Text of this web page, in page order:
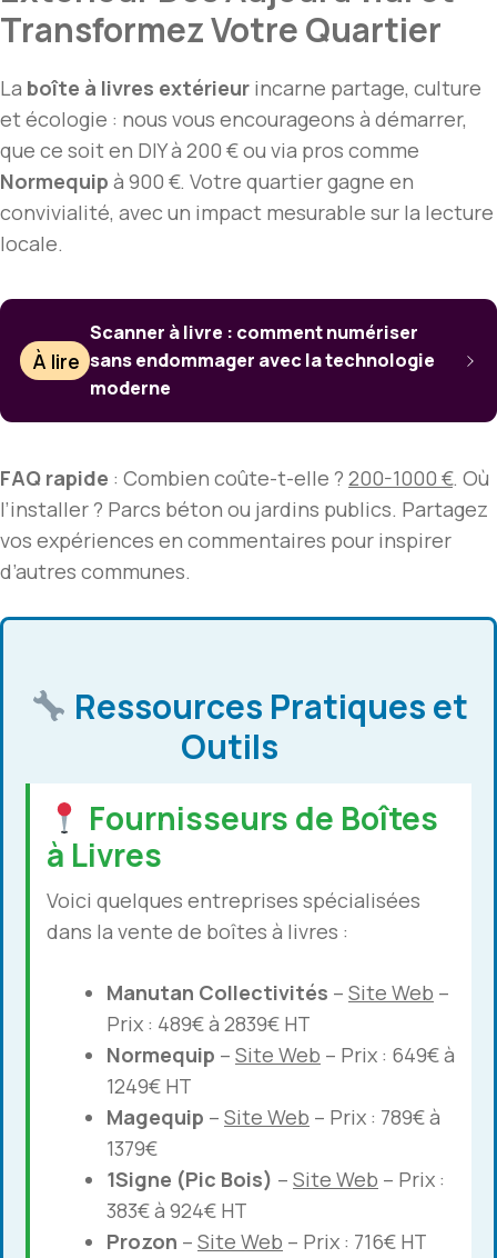
Transformez Votre Quartier
La boîte à livres extérieur incarne partage, culture
et écologie : nous vous encourageons à démarrer,
que ce soit en DIY à 200 € ou via pros comme
Normequip à 900 €. Votre quartier gagne en
convivialité, avec un impact mesurable sur la lecture
locale.
À lire
Scanner à livre : comment numériser
sans endommager avec la technologie
moderne
FAQ rapide : Combien coûte-t-elle ? 200-1000 €. Où
l’installer ? Parcs béton ou jardins publics. Partagez
vos expériences en commentaires pour inspirer
d’autres communes.
Ressources Pratiques et
Outils
Fournisseurs de Boîtes
à Livres
Voici quelques entreprises spécialisées
dans la vente de boîtes à livres :
Manutan Collectivités – Site Web –
Prix : 489€ à 2839€ HT
Normequip – Site Web – Prix : 649€ à
1249€ HT
Magequip – Site Web – Prix : 789€ à
1379€
1Signe (Pic Bois) – Site Web – Prix :
383€ à 924€ HT
Prozon – Site Web – Prix : 716€ HT